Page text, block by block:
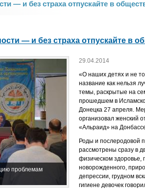
— и без страха отпускайте в
— и без страха отпускайте в
проблемам
29.04.2014
«О наших детях и не
название как нельзя
темы, раскрытые на
прошедшем в
Донецка 27 апреля.
организовал женский
«Альраид» на
Роды и послеродовой
рассмотрены сразу в
физическом здоровье,
новорожденного,
депрессии, грудном
гигиене девочек